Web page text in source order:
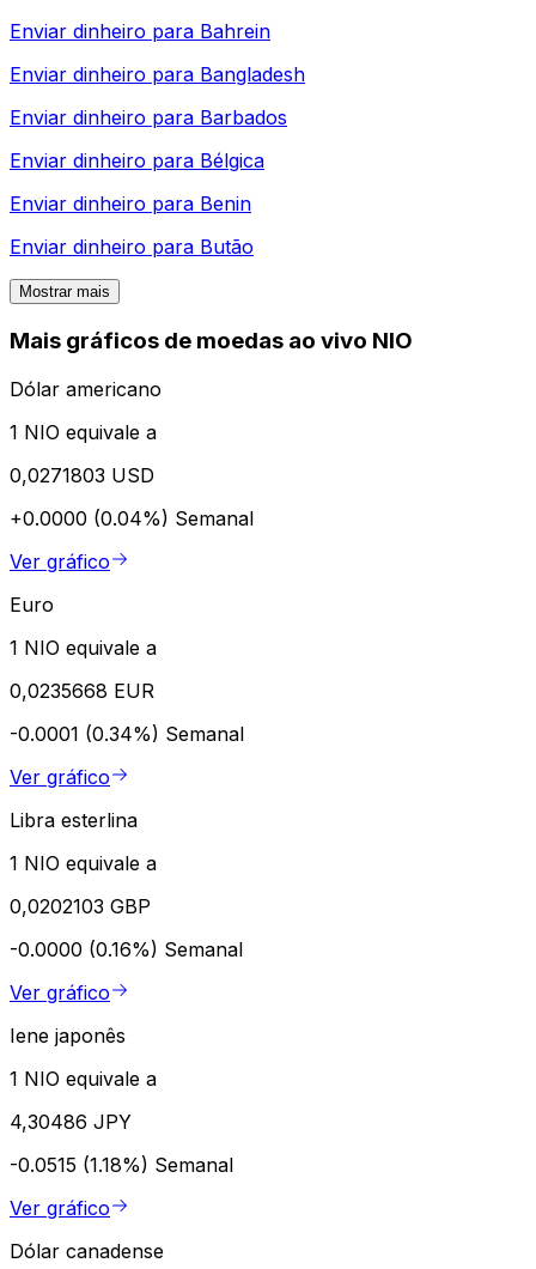
Enviar dinheiro para Bahrein
Enviar dinheiro para Bangladesh
Enviar dinheiro para Barbados
Enviar dinheiro para Bélgica
Enviar dinheiro para Benin
Enviar dinheiro para Butão
Mostrar mais
Mais gráficos de moedas ao vivo NIO
Dólar americano
1 NIO equivale a
0,0271803 USD
+0.0000 (0.04%) Semanal
Ver gráfico
Euro
1 NIO equivale a
0,0235668 EUR
-0.0001 (0.34%) Semanal
Ver gráfico
Libra esterlina
1 NIO equivale a
0,0202103 GBP
-0.0000 (0.16%) Semanal
Ver gráfico
Iene japonês
1 NIO equivale a
4,30486 JPY
-0.0515 (1.18%) Semanal
Ver gráfico
Dólar canadense